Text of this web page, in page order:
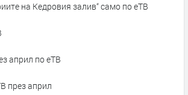
на Кедровия залив“ само по еТВ
април по еТВ
през април